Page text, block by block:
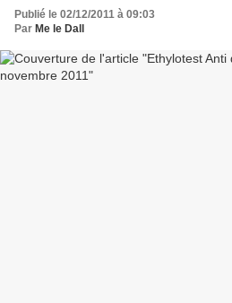
Publié le 02/12/2011 à 09:03
Par Me le Dall